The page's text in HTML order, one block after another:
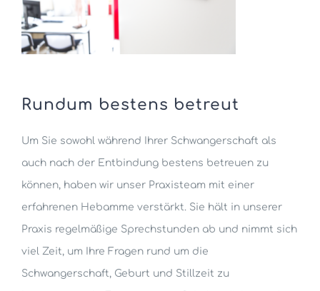
Rundum bestens betreut
Um Sie sowohl während Ihrer Schwangerschaft als
auch nach der Entbindung bestens betreuen zu
können, haben wir unser Praxisteam mit einer
erfahrenen Hebamme verstärkt. Sie hält in unserer
Praxis regelmäßige Sprechstunden ab und nimmt sich
viel Zeit, um Ihre Fragen rund um die
Schwangerschaft, Geburt und Stillzeit zu